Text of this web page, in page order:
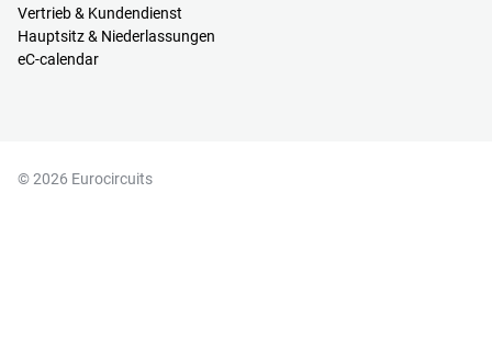
Vertrieb & Kundendienst
Hauptsitz & Niederlassungen
eC-calendar
© 2026 Eurocircuits